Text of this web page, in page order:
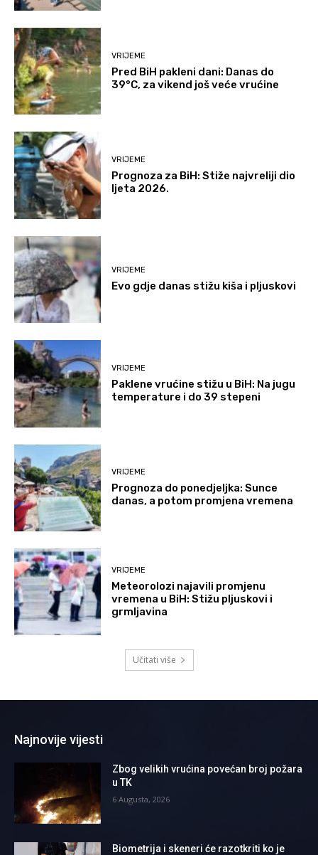
VRIJEME
Pred BiH pakleni dani: Danas do
39°C, za vikend još veće vrućine
VRIJEME
Prognoza za BiH: Stiže najvreliji dio
ljeta 2026.
VRIJEME
Evo gdje danas stižu kiša i pljuskovi
VRIJEME
Paklene vrućine stižu u BiH: Na jugu
temperature i do 39 stepeni
VRIJEME
Prognoza do ponedjeljka: Sunce
danas, a potom promjena vremena
VRIJEME
Meteorolozi najavili promjenu
vremena u BiH: Stižu pljuskovi i
grmljavina
Učitati više
Najnovije vijesti
Zbog velikih vrućina povećan broj požara
u TK
6 Augusta, 2026
Biometrija i skeneri će razotkriti ko je